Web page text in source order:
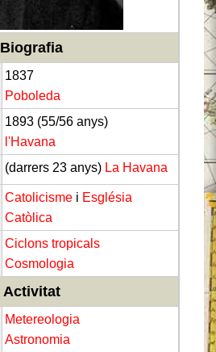
Biografia
1837
Poboleda
1893 (55/56 anys)
l'Havana
(darrers 23 anys) La Havana
Catolicisme i Església
Catòlica
Ciclons tropicals
Cosmologia
Activitat
Metereologia
Astronomia